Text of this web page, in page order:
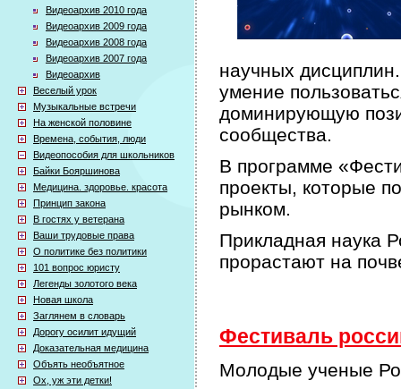
Видеоархив 2010 года
Видеоархив 2009 года
Видеоархив 2008 года
Видеоархив 2007 года
Видеоархив
Веселый урок
Музыкальные встречи
На женской половине
Времена, события, люди
Видеопособия для школьников
Байки Бояршинова
Медицина. здоровье. красота
Принцип закона
В гостях у ветерана
Ваши трудовые права
О политике без политики
101 вопрос юристу
Легенды золотого века
Новая школа
Заглянем в словарь
Дорогу осилит идущий
Доказательная медицина
Объять необъятное
Ох, уж эти детки!
научных
умение
доминирующую
сообщества.
В программе
проекты, которые
рынком.
Прикладная наука
прорастают на
Фестиваль
Молодые ученые